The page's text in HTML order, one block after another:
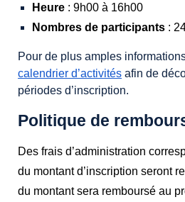
Heure : 9h00 à 16h00
Nombres de participants : 2
Pour de plus amples
calendrier d’activités afin de
périodes d’inscription.
Politique de
Des frais d’administration
du montant d’inscription seront
du montant sera remboursé au